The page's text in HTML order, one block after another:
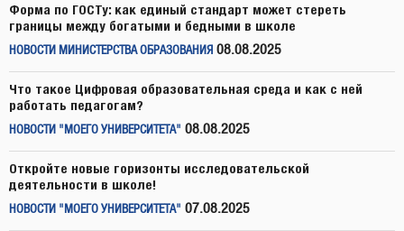
Форма по ГОСТу: как единый стандарт может стереть
границы между богатыми и бедными в школе
НОВОСТИ МИНИСТЕРСТВА ОБРАЗОВАНИЯ 08.08.2025
Что такое Цифровая образовательная среда и как с ней
работать педагогам?
НОВОСТИ "МОЕГО УНИВЕРСИТЕТА" 08.08.2025
Откройте новые горизонты исследовательской
деятельности в школе!
НОВОСТИ "МОЕГО УНИВЕРСИТЕТА" 07.08.2025